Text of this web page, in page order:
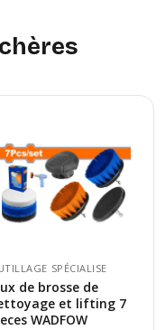
SPÉCIALISE
de brosse de
et lifting 7
WADFOW